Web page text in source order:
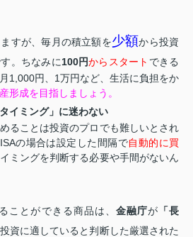
すが、毎月の積立額を少額から投資
。ちなみに100円からスタート できる
1,000円、1万円など、生活に負担をか
形成を目指しましょう。
イミング」に迷わない
ることは投資のプロでも難しいとされ
の場合は設定した間隔で自動的に買
ミングを判断する必要や手間がないん
ことができる商品は、 金融庁が 「長
資に適していると判断した厳選された